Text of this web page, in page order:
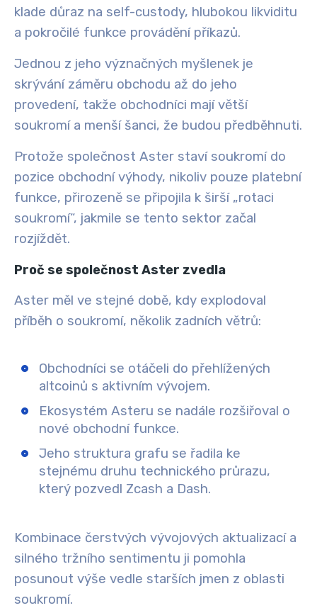
klade důraz na self-custody, hlubokou likviditu
a pokročilé funkce provádění příkazů.
Jednou z jeho význačných myšlenek je
skrývání záměru obchodu až do jeho
provedení, takže obchodníci mají větší
soukromí a menší šanci, že budou předběhnuti.
Protože společnost Aster staví soukromí do
pozice obchodní výhody, nikoliv pouze platební
funkce, přirozeně se připojila k širší „rotaci
soukromí“, jakmile se tento sektor začal
rozjíždět.
Proč se společnost Aster zvedla
Aster měl ve stejné době, kdy explodoval
příběh o soukromí, několik zadních větrů:
Obchodníci se otáčeli do přehlížených
altcoinů s aktivním vývojem.
Ekosystém Asteru se nadále rozšiřoval o
nové obchodní funkce.
Jeho struktura grafu se řadila ke
stejnému druhu technického průrazu,
který pozvedl Zcash a Dash.
Kombinace čerstvých vývojových aktualizací a
silného tržního sentimentu ji pomohla
posunout výše vedle starších jmen z oblasti
soukromí.